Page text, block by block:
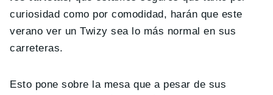
curiosidad como por comodidad, harán que este
verano ver un Twizy sea lo más normal en sus
carreteras.
Esto pone sobre la mesa que a pesar de sus